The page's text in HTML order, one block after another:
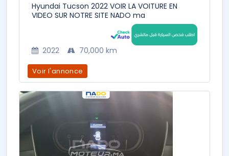
Hyundai Tucson 2022 VOIR LA VOITURE EN
VIDEO SUR NOTRE SITE NADO ma
2022 70,000 km
Voir l'annonce